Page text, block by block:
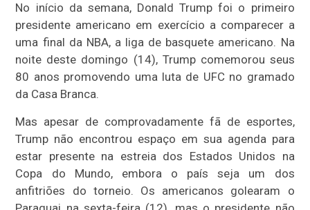
No início da semana, Donald Trump foi o primeiro
presidente americano em exercício a comparecer a
uma final da NBA, a liga de basquete americano. Na
noite deste domingo (14), Trump comemorou seus
80 anos promovendo uma luta de UFC no gramado
da Casa Branca.
Mas apesar de comprovadamente fã de esportes,
Trump não encontrou espaço em sua agenda para
estar presente na estreia dos Estados Unidos na
Copa do Mundo, embora o país seja um dos
anfitriões do torneio. Os americanos golearam o